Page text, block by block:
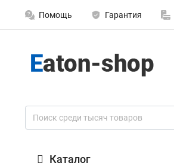
Помощь Гарантия
Каталог